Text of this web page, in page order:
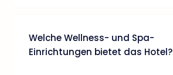
Welche Wellness- und Spa-
Einrichtungen bietet das Hotel?